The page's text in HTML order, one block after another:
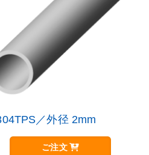
／外径 2mm
ご注文